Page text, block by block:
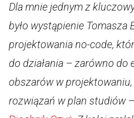
Dla mnie jednym z
było wystąpienie Tomasza
projektowania no-code,
do działania – zarówno do
obszarów w
rozwiązań w plan studiów